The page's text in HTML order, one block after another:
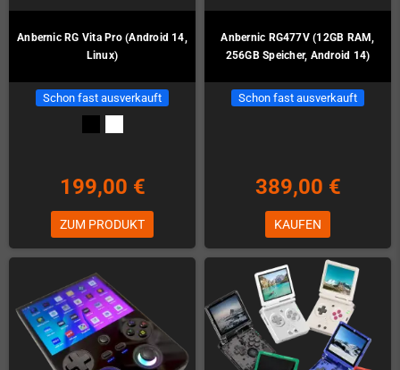
Anbernic RG Vita Pro (Android 14,
Linux)
Schon fast ausverkauft
199,00 €
ZUM PRODUKT
Anbernic RG477V (12GB RAM,
256GB Speicher, Android 14)
Schon fast ausverkauft
389,00 €
KAUFEN